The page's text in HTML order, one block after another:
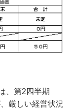
、第2四半期
厳しい経営状況